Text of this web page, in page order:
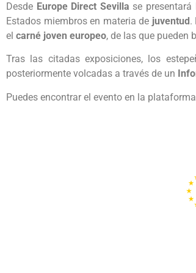
Desde Europe Direct Sevilla se
Estados miembros en materia de juventud.
el carné joven europeo, de las que pueden
Tras las citadas exposiciones, los
posteriormente volcadas a través de un
Puedes encontrar el evento en la